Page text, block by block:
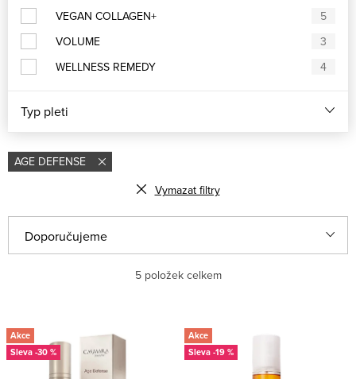
VEGAN COLLAGEN+
5
VOLUME
3
WELLNESS REMEDY
4
Typ pleti
AGE DEFENSE
Vymazat filtry
Řazení produktů
Doporučujeme
Nejprodávanější
5položek celkem
Výpis produktů
Akce
-30 %
Akce
-19 %